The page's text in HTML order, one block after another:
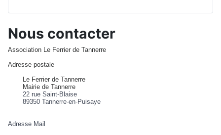
Nous contacter
Association Le Ferrier de Tannerre
Adresse postale
Le Ferrier de Tannerre
Mairie de Tannerre
22 rue Saint-Blaise
89350 Tannerre-en-Puisaye
Adresse Mail